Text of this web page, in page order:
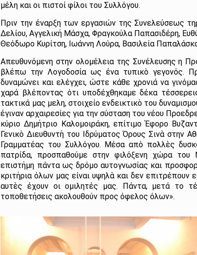
μέλη και οι πιστοί φίλοι του Συλλόγου.
Πριν την έναρξη των εργασιών της Συνελεύσεως
Δελίου, Αγγελική Μάσχα, Φραγκούλα Παπασιδέρη,
Θεόδωρο Κυρίτση, Ιωάννη Λούρα, Βασιλεία
Απευθυνόμενη στην ολομέλεια της Συνέλευσης η
βλέπω την Λογοδοσία ως ένα τυπικὸ γεγονός.
δυναμώνει και ελέγχει, ώστε κάθε χρονιά να
χαρά βλέποντας ότι υποδέχθηκαμε δέκα
τακτικά μας μελη, στοιχείο ενδεικτικὸ του
έγιναν αρχαιρεσίες για την σύσταση του νέου
κύριο Δημήτριο Καλομοιράκη, επίτιμο Έφορο
Γενικὸ Διευθυντὴ του Ιδρύματος Όρους Σινὰ στην
Γραμματέας του Συλλόγου. Μέσα απὸ πολλὲς
πατρίδα, προσπαθούμε στην φιλόξενη χώρα του
επιστήμη πάντα ως δρόμο αυτογνωσίας και
κριτήρια όλων μας είναι υψηλὰ και δεν
αυτὲς έχουν οι ομιλητές μας. Πάντα, μετά το
τοποθετήσεις ακολουθούν προς όφελος όλων».